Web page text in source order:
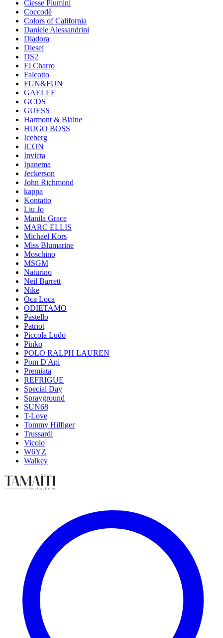
Ciesse Piumini
Coccodè
Colors of California
Daniele Alessandrini
Diadora
Diesel
DS2
El Charro
Falcotto
FUN&FUN
GAELLE
GCDS
GUESS
Harmont & Blaine
HUGO BOSS
Iceberg
ICON
Invicta
Ipanema
Jeckerson
John Richmond
kappa
Kontatto
Liu Jo
Manila Grace
MARC ELLIS
Michael Kors
Miss Blumarine
Moschino
MSGM
Naturino
Neil Barrett
Nike
Oca Loca
ODIETAMO
Pastello
Patriot
Piccola Ludo
Pinko
POLO RALPH LAUREN
Pom D'Api
Premiata
REFRIGUE
Special Day
Sprayground
SUN68
T-Love
Tommy Hilfiger
Trussardi
Vicolo
W6YZ
Walkey